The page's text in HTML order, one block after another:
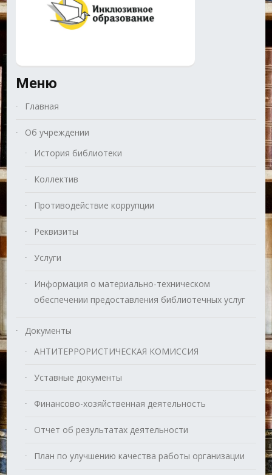
Меню
Главная
Об учреждении
История библиотеки
Коллектив
Противодействие коррупции
Реквизиты
Услуги
Информация о материально-техническом
обеспечении предоставления библиотечных услуг
Документы
АНТИТЕРРОРИСТИЧЕСКАЯ КОМИССИЯ
Уставные документы
Финансово-хозяйственная деятельность
Отчет об результатах деятельности
План по улучшению качества работы организации